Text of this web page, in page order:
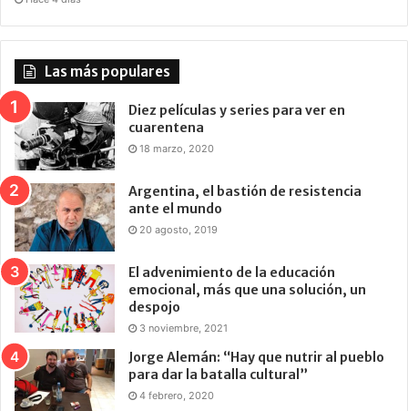
Las más populares
Diez películas y series para ver en
cuarentena
18 marzo, 2020
Argentina, el bastión de resistencia
ante el mundo
20 agosto, 2019
El advenimiento de la educación
emocional, más que una solución, un
despojo
3 noviembre, 2021
Jorge Alemán: “Hay que nutrir al pueblo
para dar la batalla cultural”
4 febrero, 2020